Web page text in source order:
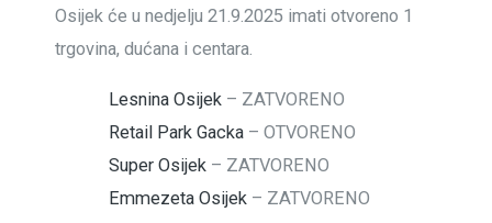
Osijek će u nedjelju 21.9.2025 imati otvoreno 1
trgovina, dućana i centara.
Lesnina Osijek – ZATVORENO
Retail Park Gacka –OTVORENO
Super Osijek – ZATVORENO
Emmezeta Osijek – ZATVORENO